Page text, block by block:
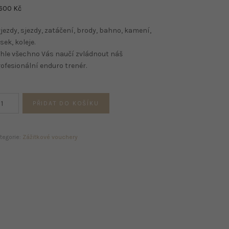
Kč
sjezdy, zatáčení, brody, bahno, kamení,
koleje.
všechno Vás naučí zvládnout náš
enduro trenér.
PŘIDAT DO KOŠÍKU
Zážitkové vouchery